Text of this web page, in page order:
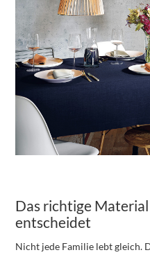
Das richtige
entscheidet
Nicht jede Familie lebt gleich.